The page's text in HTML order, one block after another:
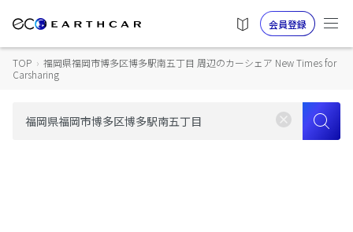
会員登録
TOP › 福岡県福岡市博多区博多駅南五丁目 周辺のカーシェア New Times for
Carsharing